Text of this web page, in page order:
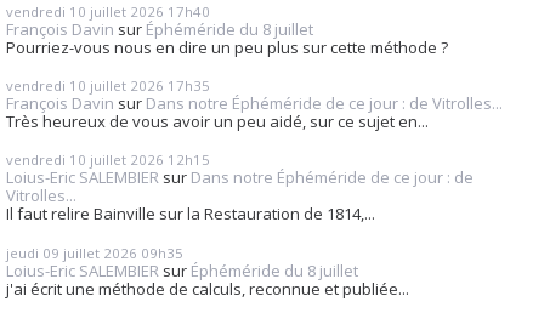
vendredi 10 juillet 2026 17h40
François Davin sur Éphéméride du 8 juillet
Pourriez-vous nous en dire un peu plus sur cette méthode ?
vendredi 10 juillet 2026 17h35
François Davin sur Dans notre Éphéméride de ce jour : de Vitrolles...
Très heureux de vous avoir un peu aidé, sur ce sujet en...
vendredi 10 juillet 2026 12h15
Loius-Eric SALEMBIER sur Dans notre Éphéméride de ce jour : de
Vitrolles...
Il faut relire Bainville sur la Restauration de 1814,...
jeudi 09 juillet 2026 09h35
Loius-Eric SALEMBIER sur Éphéméride du 8 juillet
j'ai écrit une méthode de calculs, reconnue et publiée...